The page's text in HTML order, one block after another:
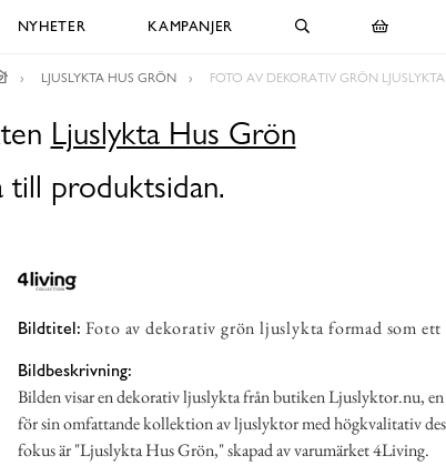
NYHETER KAMPANJER
LJUSLYKTA HUS GRÖN FOTO AV DEKORATIV GRÖN
Ljuslykta Hus Grön
produktsidan.
Bildtitel: Foto av dekorativ grön ljuslykta formad som ett
Bildbeskrivning:
Bilden visar en dekorativ ljuslykta från butiken Ljuslyktor.nu,
för sin omfattande kollektion av ljuslyktor med högkvalitativ
fokus är "Ljuslykta Hus Grön," skapad av varumärket 4Living.